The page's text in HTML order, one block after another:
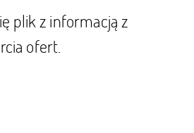
plik z informacją z
ofert.